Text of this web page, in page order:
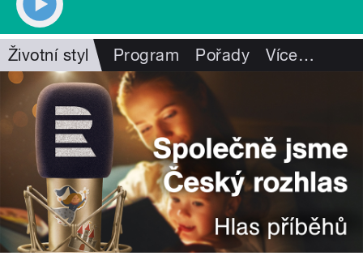
Životní styl Program Pořady Více…